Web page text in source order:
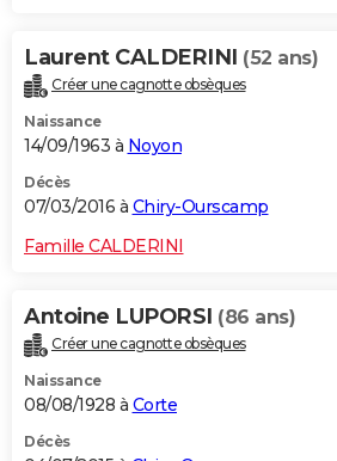
Laurent CALDERINI (52 ans)
Créer une cagnotte obsèques
Naissance
14/09/1963 à Noyon
Décès
07/03/2016 à Chiry-Ourscamp
Famille CALDERINI
Antoine LUPORSI (86 ans)
Créer une cagnotte obsèques
Naissance
08/08/1928 à Corte
Décès